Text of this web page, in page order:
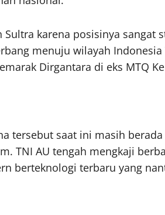
karena posisinya sangat
menuju wilayah
Dirgantara di eks MTQ
tersebut saat ini masih
TNI AU tengah mengkaji
berteknologi terbaru yang